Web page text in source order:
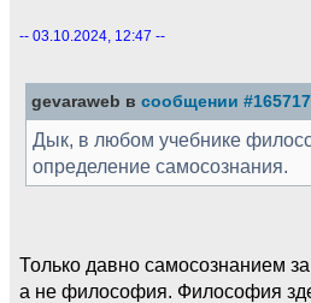
-- 03.10.2024, 12:47 --
gevaraweb в сообщении
Дык, в любом учебнике
определение самосознания.
Только давно самосознанием
а не философия. Философия